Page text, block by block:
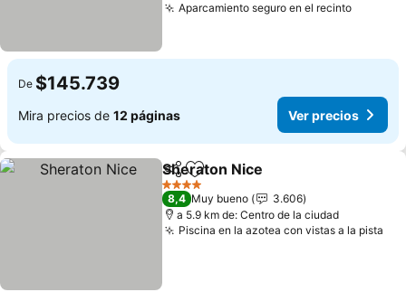
Aparcamiento seguro en el recinto
De $145.739
Mira precios de 12 páginas Ver precios
CompartirAgregar a favoritos
Sheraton Nice
4 Estrellas
8,4 Muy bueno
3.606
a 5.9 km de: Centro de la ciudad
Piscina en la azotea con vistas a la pista